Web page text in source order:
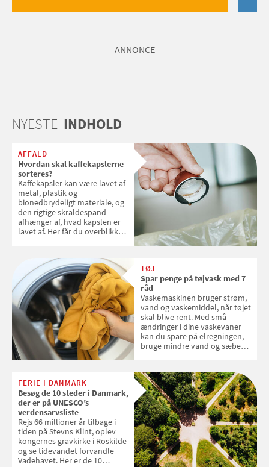
ANNONCE
NYESTE INDHOLD
AFFALD
Hvordan skal kaffekapslerne
sorteres?
Kaffekapsler kan være lavet af
metal, plastik og
bionedbrydeligt materiale, og
den rigtige skraldespand
afhænger af, hvad kapslen er
lavet af. Her får du overblikket
TØJ
Spar penge på tøjvask med 7
råd
Vaskemaskinen bruger strøm,
vand og vaskemiddel, når tøjet
skal blive rent. Med små
ændringer i dine vaskevaner
kan du spare på elregningen,
bruge mindre vand og sæbe
enkle råd til at spare penge på
tøjvasken
FERIE I DANMARK
Besøg de 10 steder i Danmark,
der er på UNESCO’s
verdensarvsliste
Rejs 66 millioner år tilbage i
tiden på Stevns Klint, oplev
kongernes gravkirke i Roskilde
og se tidevandet forvandle
Vadehavet. Her er de 10